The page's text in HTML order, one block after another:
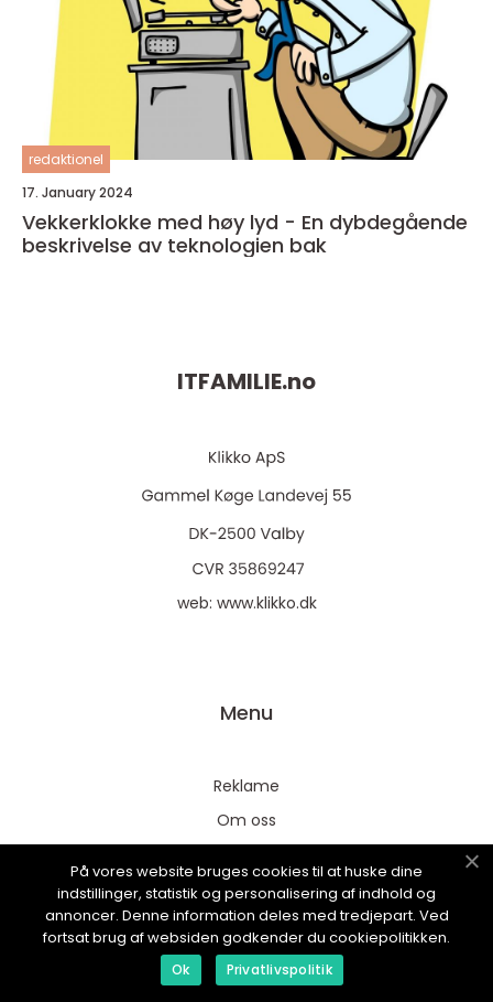
redaktionel
17. January 2024
Vekkerklokke med høy lyd - En dybdegående
beskrivelse av teknologien bak
ITFAMILIE.no
web: www.klikko.dk
Menu
Reklame
Om oss
Kontakt Oss
Sitemap
På vores website bruges cookies til at huske dine
indstillinger, statistik og personalisering af indhold og
annoncer. Denne information deles med tredjepart. Ved
fortsat brug af websiden godkender du cookiepolitikken.
Ok Privatlivspolitik